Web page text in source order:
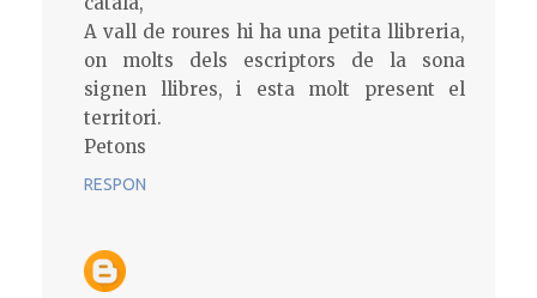
A vall de roures hi ha una petita llibreria,
on molts dels escriptors de la sona
signen llibres, i esta molt present el
territori.
Petons
RESPON